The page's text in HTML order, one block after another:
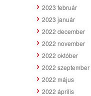
2023 február
2023 január
2022 december
2022 november
2022 október
2022 szeptember
2022 május
2022 április